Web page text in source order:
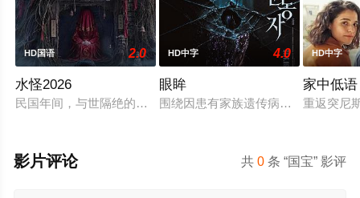
HD国语 2.0
水怪2026
民国年间，与世隔绝的怪水村被湖中“水猴子”所扰。此物实为
HD中字 4.0
眼眸
围绕因患有家族遗传病而导致视力
HD中字
家中低语
重返突尼
共0 条 “国宝” 影评
影片评论